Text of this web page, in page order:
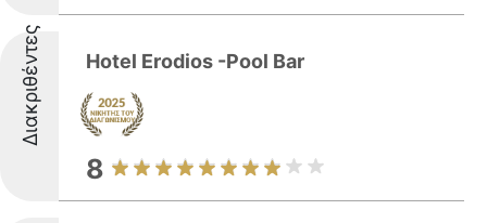
Διακριθέντες Hotel Erodios -Pool Bar
8